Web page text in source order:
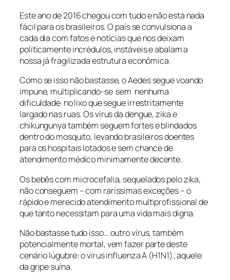
Este ano de 2016 chegou com tudo e não está nada
fácil para os brasileiros. O país se convulsiona a
cada dia com fatos e notícias que nos deixam
politicamente incrédulos, instáveis e abalam a
nossa já fragilizada estrutura econômica.
Como se isso não bastasse, oAedessegue voando
impune, multiplicando-se sem nenhuma
dificuldade no lixo que segue irrestritamente
largado nas ruas. Os vírus da dengue, zika e
chikungunya também seguem fortes e blindados
dentro do mosquito, levando brasileiros doentes
para os hospitais lotados e sem chance de
atendimento médico minimamente decente.
Os bebês com microcefalia, sequelados pelo zika,
não conseguem – com raríssimas exceções – o
rápido e merecido atendimento multiprofissional de
que tanto necessitam para uma vida mais digna.
Não bastasse tudo isso… outro vírus, também
potencialmente mortal, vem fazer parte deste
cenário lúgubre: o vírus influenza A (H1N1); aquele
da gripe suína.